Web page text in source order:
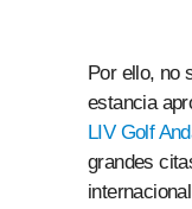
Por ello, no
estancia
LIV Golf
grandes